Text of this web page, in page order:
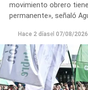
movimiento obrero
permanente», señaló
Hace 2 díasel 07/08/2026